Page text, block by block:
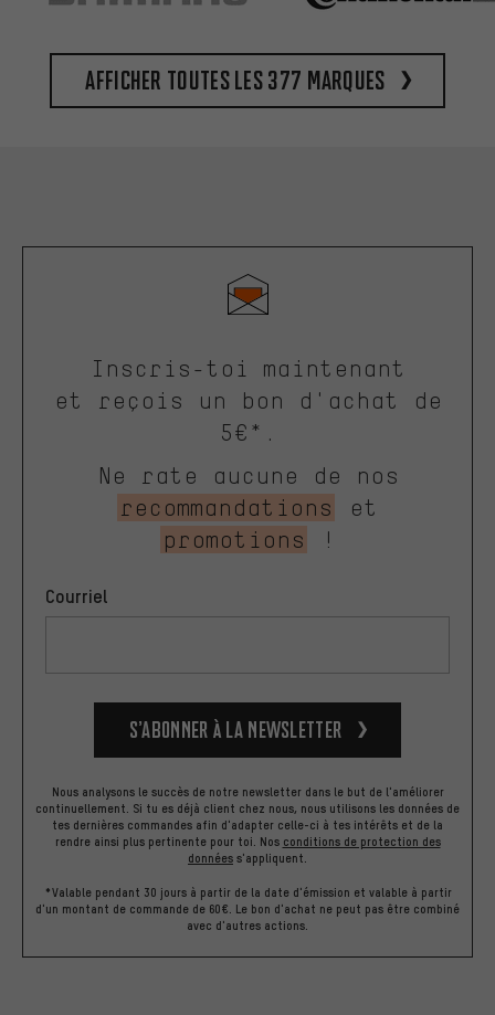
Afficher toutes les 377 marques
Inscris-toi maintenant
et reçois un bon d'achat de
5€*.
Ne rate aucune de nos
recommandations
et
promotions
!
Courriel
S’abonner à la newsletter
Nous analysons le succès de notre newsletter dans le but de l'améliorer
continuellement. Si tu es déjà client chez nous, nous utilisons les données de
tes dernières commandes afin d'adapter celle-ci à tes intérêts et de la
rendre ainsi plus pertinente pour toi. Nos conditions de protection des
données s'appliquent.
*Valable pendant 30 jours à partir de la date d'émission et valable à partir
d'un montant de commande de 60€. Le bon d'achat ne peut pas être combiné
avec d'autres actions.